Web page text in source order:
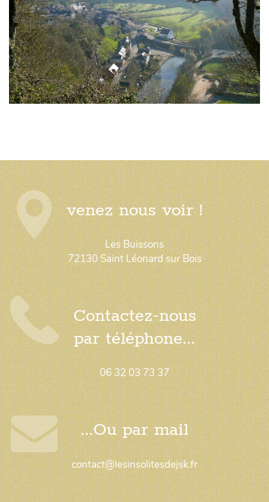
venez nous voir !
Les Buissons
72130 Saint Léonard sur Bois
Contactez-nous
par téléphone...
06 32 03 73 37
...Ou par mail
contact@lesinsolitesdejsk.fr